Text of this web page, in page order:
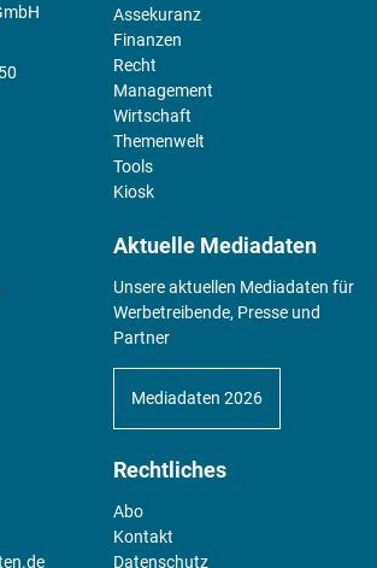
Assekuranz
Finanzen
Recht
Management
Wirtschaft
Themenwelt
Tools
Kiosk
Aktuelle Mediadaten
Unsere aktuellen Mediadaten für
Werbetreibende, Presse und
Partner
Mediadaten 2026
Rechtliches
Abo
Kontakt
Datenschutz